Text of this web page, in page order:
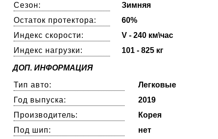
Сезон:
Зимняя
Остаток протектора:
60%
Индекс скорости:
V - 240 км\час
Индекс нагрузки:
101 - 825 кг
ДОП. ИНФОРМАЦИЯ
Тип авто:
Легковые
Год выпуска:
2019
Производитель:
Корея
Под шип:
нет